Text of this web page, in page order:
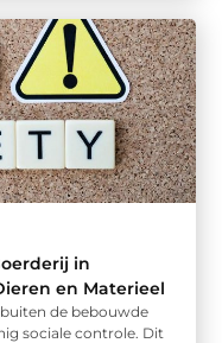
in
en Materieel
de bebouwde
sociale controle. Dit